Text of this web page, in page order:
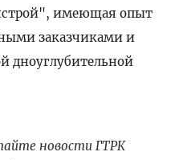
имеющая опыт
заказчиками и
дноуглубительной
новости ГТРК